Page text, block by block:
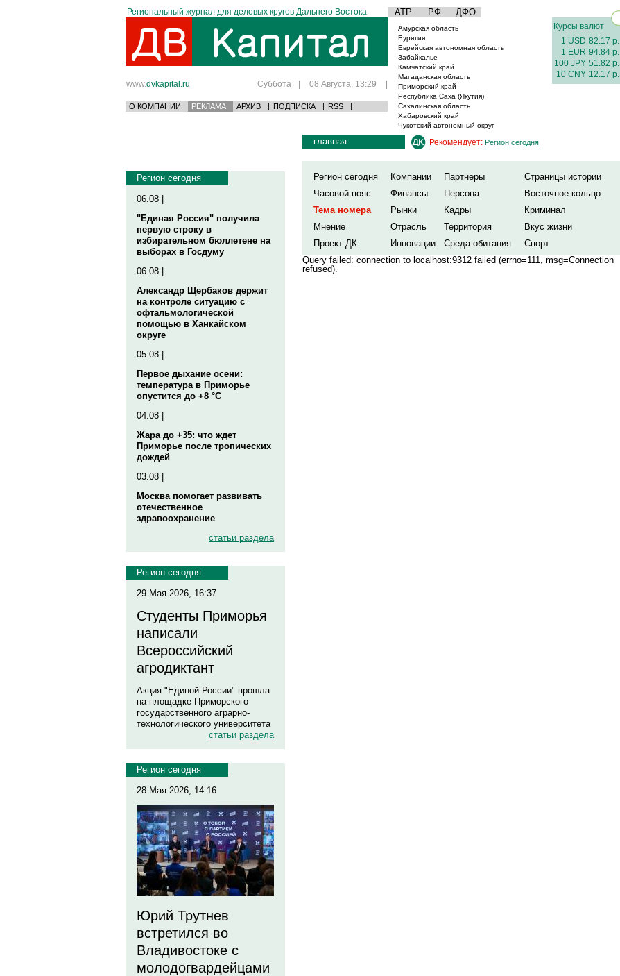
Региональный журнал для деловых кругов Дальнего Востока АТР РФ ДФО
www.dvkapital.ru Суббота | 08 Августа, 13:29 |
О КОМПАНИИ РЕКЛАМА АРХИВ | ПОДПИСКА | RSS |
Амурская область
Бурятия
Еврейская автономная область
Забайкалье
Камчатский край
Магаданская область
Приморский край
Республика Саха (Якутия)
Сахалинская область
Хабаровский край
Чукотский автономный округ
Курсы валют
1 USD 82.17 р.
1 EUR 94.84 р.
100 JPY 51.82 р.
10 CNY 12.17 р.
Регион сегодня
06.08 |
"Единая Россия" получила
первую строку в
избирательном бюллетене на
выборах в Госдуму
06.08 |
Александр Щербаков держит
на контроле ситуацию с
офтальмологической
помощью в Ханкайском
округе
05.08 |
Первое дыхание осени:
температура в Приморье
опустится до +8 °C
04.08 |
Жара до +35: что ждет
Приморье после тропических
дождей
03.08 |
Москва помогает развивать
отечественное
здравоохранение
статьи раздела
Регион сегодня
29 Мая 2026, 16:37
Студенты Приморья
написали
Всероссийский
агродиктант
Акция "Единой России" прошла
на площадке Приморского
государственного аграрно-
технологического университета
статьи раздела
Регион сегодня
28 Мая 2026, 14:16
Юрий Трутнев
встретился во
Владивостоке с
молодогвардейцами
главная Рекомендует: Регион сегодня
Регион сегодня Компании Партнеры
Страницы истории
Часовой пояс
Финансы Персона
Восточное кольцо
Тема номера
Рынки Кадры
Криминал
Мнение
Отрасль Территория
Вкус жизни
Проект ДК
Инновации Среда обитания
Спорт
Query failed: connection to localhost:9312 failed (errno=111, msg=Connection
refused).